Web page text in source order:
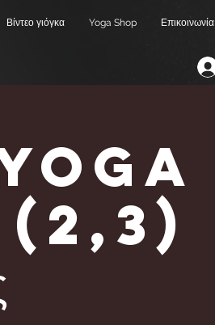
Βίντεο γιόγκα Yoga Shop Επικοινωνία